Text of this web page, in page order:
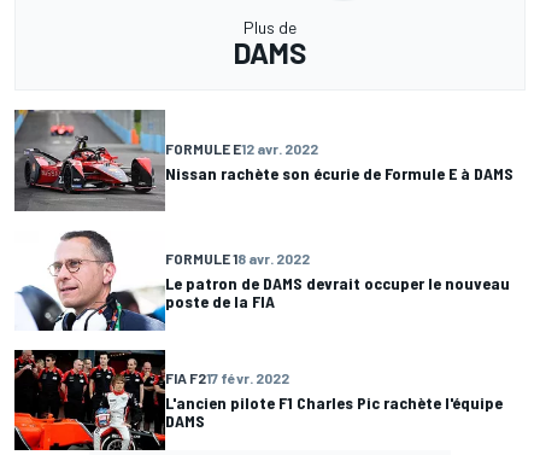
Plus de
DAMS
FORMULE E12 avr. 2022
Nissan rachète son écurie de Formule E à DAMS
FORMULE 18 avr. 2022
Le patron de DAMS devrait occuper le nouveau
poste de la FIA
FIA F217 févr. 2022
L'ancien pilote F1 Charles Pic rachète l'équipe
DAMS